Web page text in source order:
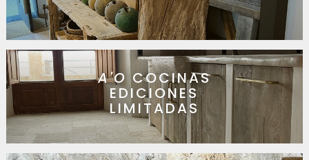
A'O COCINAS
EDICIONES
LIMITADAS